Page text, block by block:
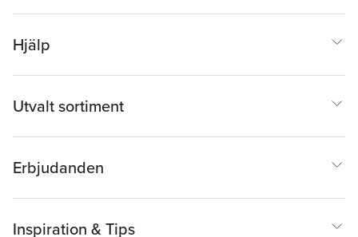
Hjälp
Utvalt sortiment
Erbjudanden
Inspiration & Tips